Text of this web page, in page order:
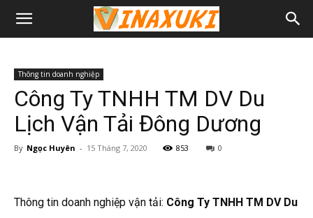
Thông tin doanh nghiệp
Công Ty TNHH TM DV Du
Lịch Vận Tải Đông Dương
By Ngọc Huyên - 15 Tháng 7, 2020 853 0
Thông tin doanh nghiệp vận tải: Công Ty TNHH TM DV Du